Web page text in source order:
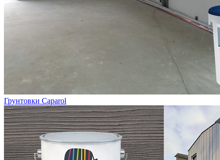
Грунтовки Caparol